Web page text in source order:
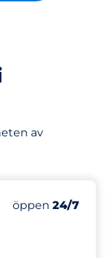
av
Antal
Totalt antal
Torsdag&nbsp
öppen 24/7